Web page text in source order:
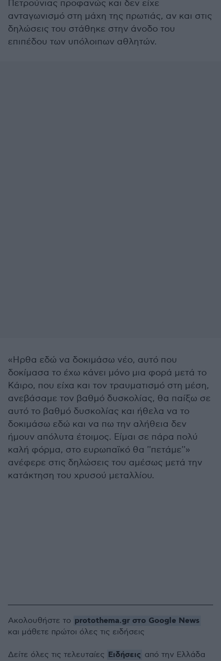
Πετρούνιας προφανώς και δεν είχε
ανταγωνισμό στη μάχη της πρωτιάς, αν και στις
δηλώσεις του στάθηκε στην άνοδο του
επιπέδου των υπόλοιπων αθλητών.
«Ηρθα εδώ να δοκιμάσω νέο, αυτό που
δοκίμασα το έχω κάνει μόνο μια φορά μετά το
Κάιρο, που είχα και τον τραυματισμό στη μέση,
ανεβάσαμε τον βαθμό δυσκολίας, θα παίξω σε
αυτό το βαθμό δυσκολίας και ήθελα να το
δοκιμάσω εδώ και να πω την αλήθεια δεν
ήμουν απόλυτα έτοιμος. Είμαι σε πάρα πολύ
καλή φόρμα, στο ευρωπαϊκό θα ''πετάμε''»
ανέφερε στις δηλώσεις του αμέσως μετά την
κατάκτηση του χρυσού μεταλλίου.
Ακολουθήστε το protothema.gr στο Google News
και μάθετε πρώτοι όλες τις ειδήσεις
Δείτε όλες τις τελευταίες Ειδήσεις από την Ελλάδα